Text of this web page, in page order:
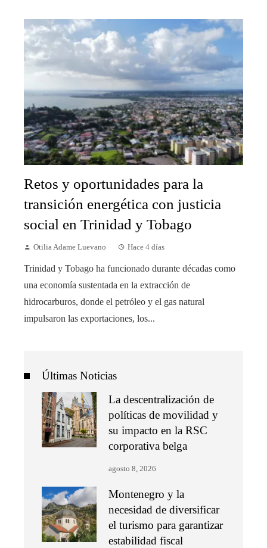
Retos y oportunidades para la
transición energética con justicia
social en Trinidad y Tobago
Otilia Adame Luevano Hace 4 días
Trinidad y Tobago ha funcionado durante décadas como
una economía sustentada en la extracción de
hidrocarburos, donde el petróleo y el gas natural
impulsaron las exportaciones, los...
Últimas Noticias
La descentralización de
políticas de movilidad y
su impacto en la RSC
corporativa belga
agosto 8, 2026
Montenegro y la
necesidad de diversificar
el turismo para garantizar
estabilidad fiscal